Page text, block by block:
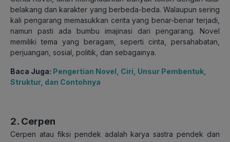
belakang dan karakter yang berbeda-beda. Walaupun sering
kali pengarang memasukkan cerita yang benar-benar terjadi,
namun pasti ada bumbu imajinasi dari pengarang. Novel
memiliki tema yang beragam, seperti cinta, persahabatan,
perjuangan, sosial, politik, dan sebagainya.
Baca Juga: Pengertian Novel, Ciri, Unsur Pembentuk,
Struktur, dan Contohnya
2. Cerpen
Cerpen atau fiksi pendek adalah karya sastra pendek dan